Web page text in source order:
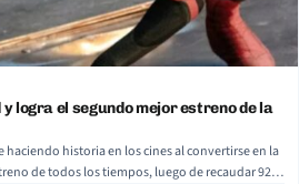
logra el segundo mejor estreno de la
haciendo historia en los cines al convertirse en la
de todos los tiempos, luego de recaudar 927